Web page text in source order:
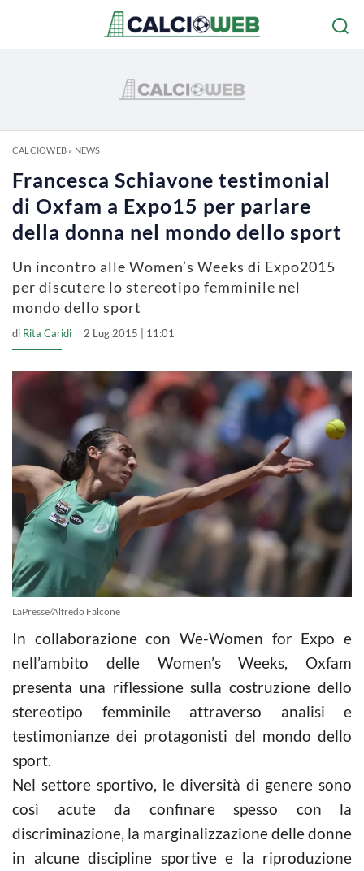
CALCIOWEB» NEWS
Francesca Schiavone testimonial
di Oxfam a Expo15 per parlare
della donna nel mondo dello sport
Un incontro alle Women’s Weeks di Expo2015
per discutere lo stereotipo femminile nel
mondo dello sport
di Rita Caridi 2 Lug 2015 | 11:01
LaPresse/Alfredo Falcone
In collaborazione con We-Women for Expo e
nell’ambito delle Women’s Weeks, Oxfam
presenta una riflessione sulla costruzione dello
stereotipo femminile attraverso analisi e
testimonianze dei protagonisti del mondo dello
sport.
Nel settore sportivo, le diversità di genere sono
così acute da confinare spesso con la
discriminazione, la marginalizzazione delle donne
in alcune discipline sportive e la riproduzione